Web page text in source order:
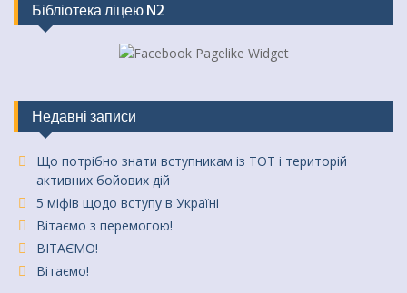
Бібліотека ліцею N2
Недавні записи
Що потрібно знати вступникам із ТОТ і територій
активних бойових дій
5 міфів щодо вступу в Україні
Вітаємо з перемогою!
ВІТАЄМО!
Вітаємо!